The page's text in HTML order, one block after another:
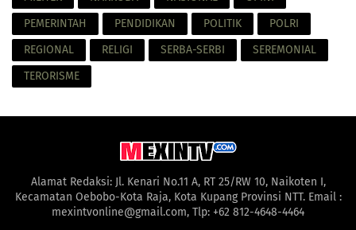
PEMERINTAH
PENDIDIKAN POLITIK
POLRI
REGIONAL
RELIGI SERBA-SERBI
SEREMONIAL
TERORISME
Alamat Redaksi: Jl. Kenari No.11 A, RT 25/RW 10, Naikoten I,
Kecamatan Oebobo-Kota Raja, Kota Kupang Provinsi NTT. Email :
mexintvonline@gmail.com, Tlp: +62 812-4648-4464